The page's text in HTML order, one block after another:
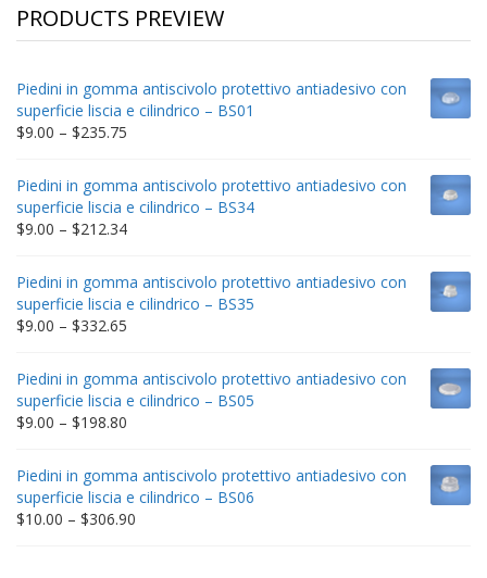
PRODUCTS PREVIEW
Piedini in gomma antiscivolo protettivo antiadesivo con
superficie liscia e cilindrico – BS01
$9.00 – $235.75
through
$235.75
Piedini in gomma antiscivolo protettivo antiadesivo con
superficie liscia e cilindrico – BS34
$9.00 – $212.34Price
through
$212.34
Piedini in gomma antiscivolo protettivo antiadesivo con
superficie liscia e cilindrico – BS35
$9.00 – $332.65
through
$332.65
Piedini in gomma antiscivolo protettivo antiadesivo con
superficie liscia e cilindrico – BS05
$9.00 – $198.80
through
$198.80
Piedini in gomma antiscivolo protettivo antiadesivo con
superficie liscia e cilindrico – BS06
$10.00 – $306.90